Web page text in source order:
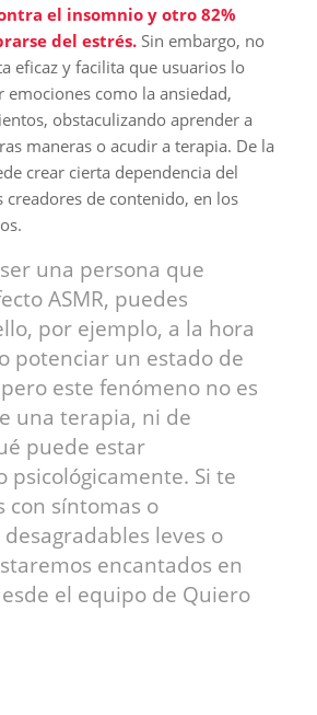
el insomnio y otro 82%
del estrés.Sin embargo, no
eficaz y facilita que usuarios lo
emociones como la ansiedad,
obstaculizando aprender a
maneras o acudir a terapia. De la
crear cierta dependencia del
creadores de contenido, en los
una persona que
ASMR, puedes
por ejemplo, a la hora
potenciar un estado de
este fenómeno no es
una terapia, ni de
puede estar
psicológicamente. Si te
con síntomas o
leves o
encantados en
el equipo de Quiero